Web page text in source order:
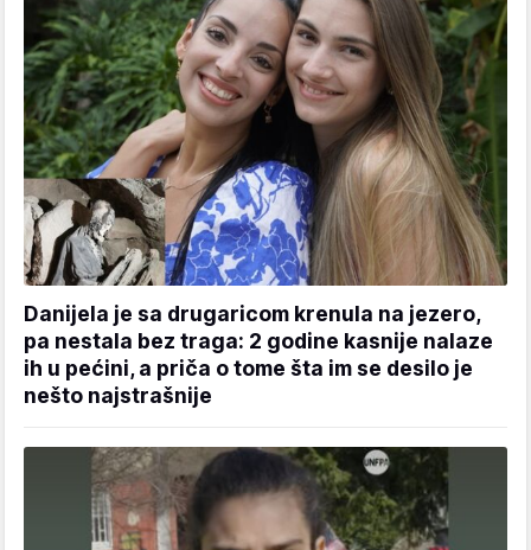
Danijela je sa drugaricom krenula na jezero,
pa nestala bez traga: 2 godine kasnije nalaze
ih u pećini, a priča o tome šta im se desilo je
nešto najstrašnije